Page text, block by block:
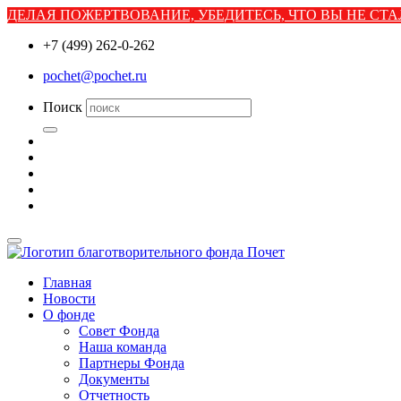
ДЕЛАЯ ПОЖЕРТВОВАНИЕ, УБЕДИТЕСЬ, ЧТО ВЫ НЕ
+7 (499) 262-0-262
pochet@pochet.ru
Поиск
Главная
Новости
О фонде
Совет Фонда
Наша команда
Партнеры Фонда
Документы
Отчетность